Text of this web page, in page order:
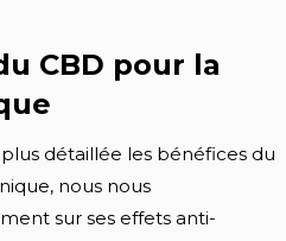
CBD pour la
détaillée les bénéfices du
nous nous
sur ses effets anti-